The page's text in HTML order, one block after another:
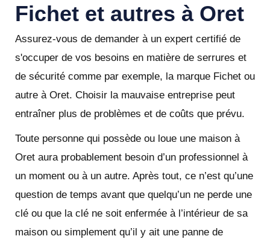
Fichet et autres à Oret
Assurez-vous de demander à un expert certifié de
s'occuper de vos besoins en matière de serrures et
de sécurité comme par exemple, la marque Fichet ou
autre à Oret. Choisir la mauvaise entreprise peut
entraîner plus de problèmes et de coûts que prévu.
Toute personne qui possède ou loue une maison à
Oret aura probablement besoin d’un professionnel à
un moment ou à un autre. Après tout, ce n’est qu’une
question de temps avant que quelqu’un ne perde une
clé ou que la clé ne soit enfermée à l’intérieur de sa
maison ou simplement qu’il y ait une panne de